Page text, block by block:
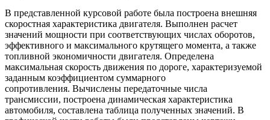
В представленной курсовой работе была построена внешняя
скоростная характеристика двигателя. Выполнен расчет
значений мощности при соответствующих числах оборотов,
эффективного и максимального крутящего момента, а также
топливной экономичности двигателя. Определена
максимальная скорость движения по дороге, характеризуемой
заданным коэффициентом суммарного
сопротивления. Вычислены передаточные числа
трансмиссии, построена динамическая характеристика
автомобиля, составлена таблица полученных значений. В